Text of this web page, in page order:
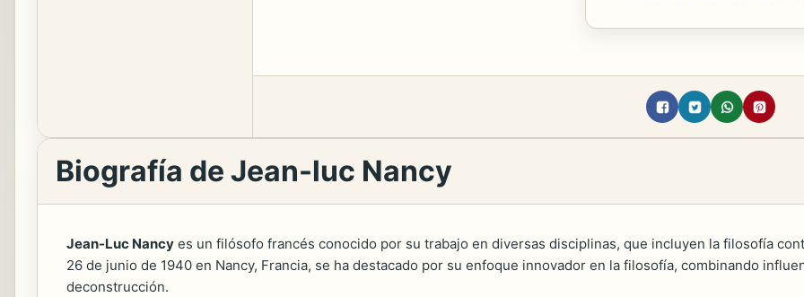
Biografía de Jean-luc Nancy
Jean-Luc Nancy es un filósofo francés conocido por su trabajo en diversas disciplinas, que incluyen la filosofía
26 de junio de 1940 en Nancy, Francia, se ha destacado por su enfoque innovador en la filosofía, combinando
deconstrucción.